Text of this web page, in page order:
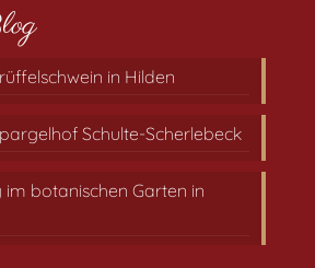
in Hilden
Schulte-Scherlebeck
im botanischen Garten in